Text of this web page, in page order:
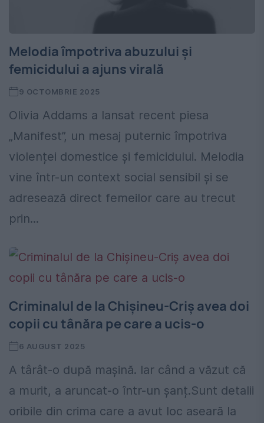
Melodia împotriva abuzului și
femicidului a ajuns virală
9 OCTOMBRIE 2025
Olivia Addams a lansat recent piesa
„Manifest”, un mesaj puternic împotriva
violenței domestice și femicidului. Melodia
vine într-un context social sensibil și se
adresează direct femeilor care au trecut
prin...
Criminalul de la Chișineu-Criș avea doi
copii cu tânăra pe care a ucis-o
6 AUGUST 2025
A târât-o după mașină. Iar când a văzut că
a murit, a aruncat-o într-un șanț.Sunt detalii
oribile din crima care a avut loc aseară la